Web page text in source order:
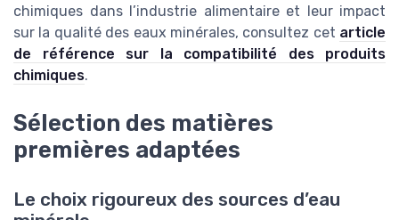
chimiques dans l’industrie alimentaire et leur impact
sur la qualité des eaux minérales, consultez cet article
de référence sur la compatibilité des produits
chimiques.
Sélection des matières
premières adaptées
Le choix rigoureux des sources d’eau